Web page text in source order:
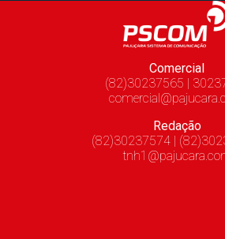
Comercial
(82)30237565 |
Redação
(82)30237574 |